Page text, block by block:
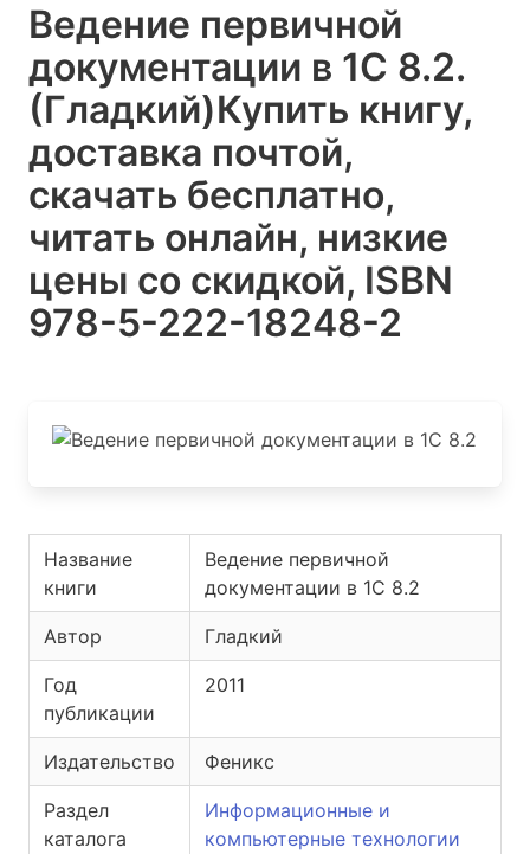
Ведение первичной
документации в 1С 8.2.
(Гладкий)Купить книгу,
доставка почтой,
скачать бесплатно,
читать онлайн, низкие
цены со скидкой, ISBN
978-5-222-18248-2
Название
книги
Ведение первичной
документации в 1С 8.2
Автор Гладкий
Год
публикации
2011
Издательство Феникс
Раздел
каталога
Информационные и
компьютерные технологии